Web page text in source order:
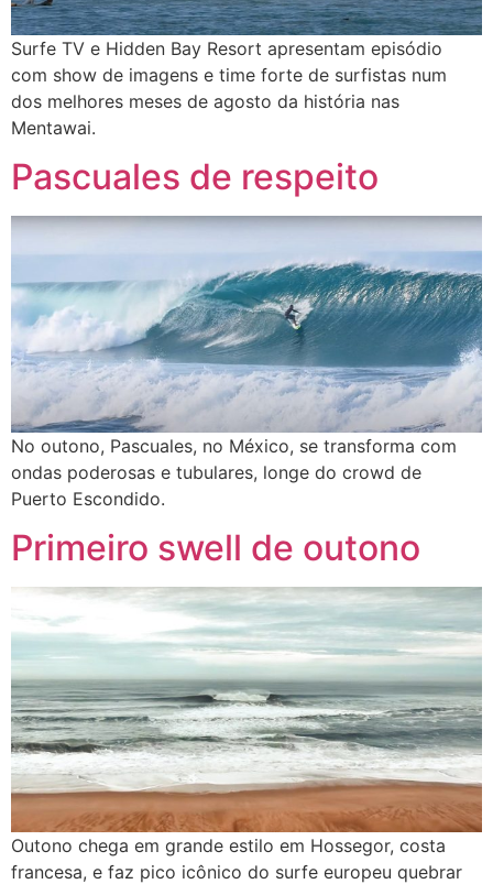
Surfe TV e Hidden Bay Resort apresentam episódio
com show de imagens e time forte de surfistas num
dos melhores meses de agosto da história nas
Mentawai.
Pascuales de respeito
No outono, Pascuales, no México, se transforma com
ondas poderosas e tubulares, longe do crowd de
Puerto Escondido.
Primeiro swell de outono
Outono chega em grande estilo em Hossegor, costa
francesa, e faz pico icônico do surfe europeu quebrar